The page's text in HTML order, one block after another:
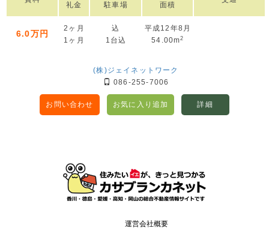
礼金
駐車場
面積
6.0万円
2ヶ月
1ヶ月
込
1台込
平成12年8月
54.00m2
(株)ジェイネットワーク
086-255-7006
お問い合わせ お気に入り追加 詳細
運営会社概要